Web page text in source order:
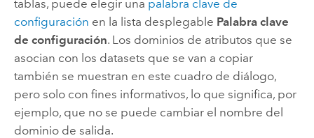
tablas, puede elegir una palabra clave de
configuración en la lista desplegable Palabra clave
de configuración. Los dominios de atributos que se
asocian con los datasets que se van a copiar
también se muestran en este cuadro de diálogo,
pero solo con fines informativos, lo que significa, por
ejemplo, que no se puede cambiar el nombre del
dominio de salida.